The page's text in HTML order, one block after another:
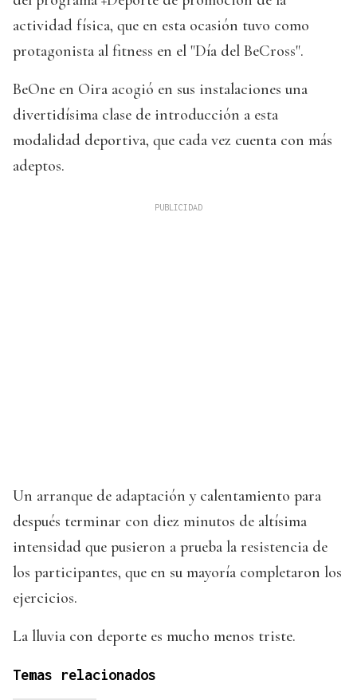
actividad física, que en esta ocasión tuvo como
protagonista al fitness en el "Día del BeCross".
BeOne en Oira acogió en sus instalaciones una
divertidísima clase de introducción a esta
modalidad deportiva, que cada vez cuenta con más
adeptos.
Un arranque de adaptación y calentamiento para
después terminar con diez minutos de altísima
intensidad que pusieron a prueba la resistencia de
los participantes, que en su mayoría completaron los
ejercicios.
La lluvia con deporte es mucho menos triste.
Temas relacionados